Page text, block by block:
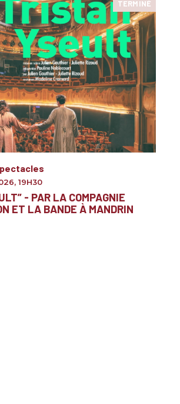
TERMINÉ
, 19H30
- PAR LA COMPAGNIE
ET LA BANDE À MANDRIN